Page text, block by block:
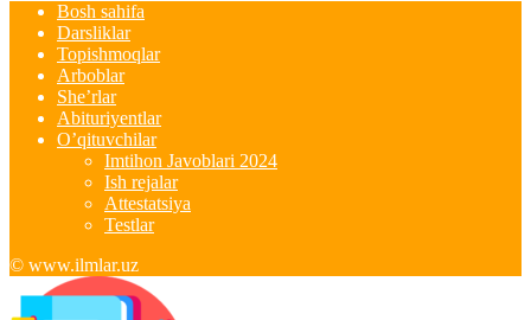
Bosh sahifa
Darsliklar
Topishmoqlar
Arboblar
She’rlar
Abituriyentlar
O’qituvchilar
Imtihon Javoblari 2024
Ish rejalar
Attestatsiya
Testlar
© www.ilmlar.uz